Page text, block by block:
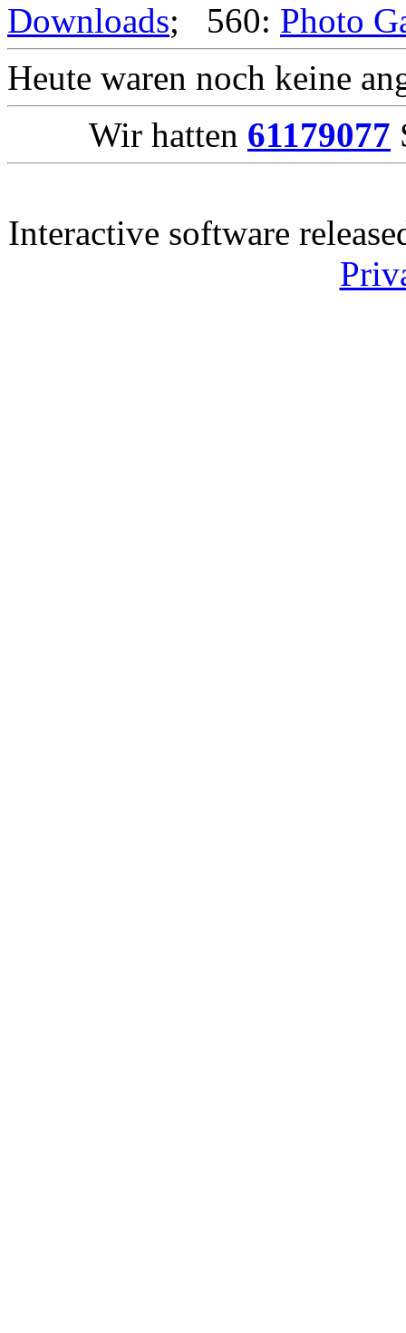
Downloads; 560: Photo
Heute waren noch keine
Wir hatten 61179077
Interactive software